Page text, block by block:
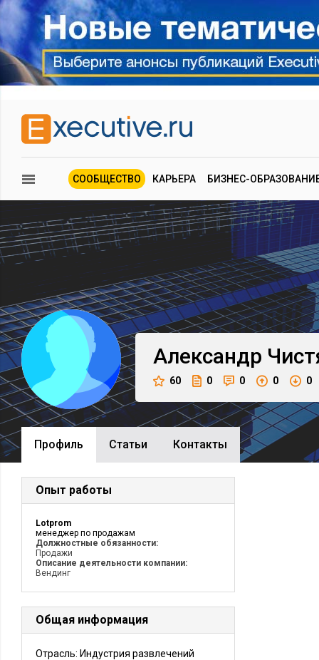
СООБЩЕСТВО КАРЬЕРА БИЗНЕС-
Александр
60 0 0 0 0
Профиль Cтатьи Контакты
Опыт работы
Lotprom
менеджер по продажам
Должностные обязанности:
Продажи
Описание деятельности компании:
Вендинг
Общая информация
Отрасль: Индустрия развлечений